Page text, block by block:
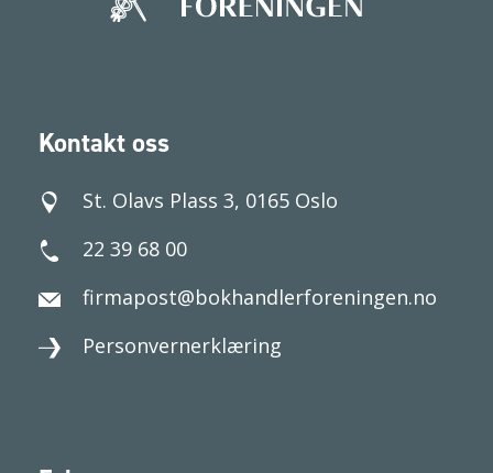
Kontakt oss
St. Olavs Plass 3, 0165 Oslo
22 39 68 00
firmapost@bokhandlerforeningen.no
Personvernerklæring